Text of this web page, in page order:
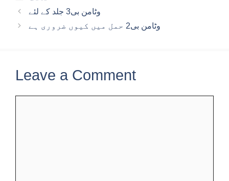
وٹامن بی3 جلد کے لئے
وٹامن بی2 حمل میں کیوں ضروری ہے
Leave a Comment